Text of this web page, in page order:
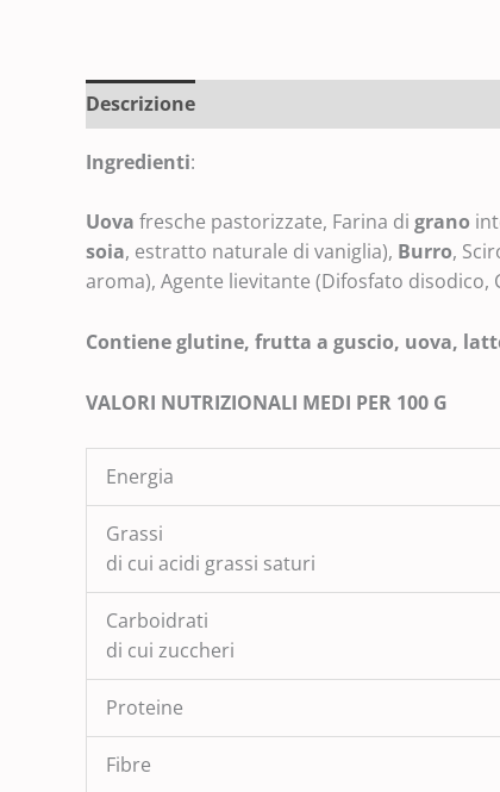
Descrizione
Ingredienti:
Uova fresche pastorizzate, Farina di grano
soia, estratto naturale di vaniglia), Burro,
aroma), Agente lievitante (Difosfato disodico,
Contiene glutine, frutta a guscio, uova,
VALORI NUTRIZIONALI MEDI PER 100 G
Energia
Grassi
di cui acidi grassi saturi
Carboidrati
di cui zuccheri
Proteine
Fibre